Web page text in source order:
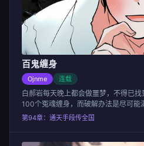
百鬼缠身
Ojnme 连载
白郝岩每天晚上都会做噩梦，不得已
100个冤魂缠身，而破解办法是尽可能
第94章：通天手段传全国